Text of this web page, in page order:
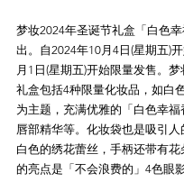
梦妆2024年圣诞节礼盒「白色
出。自2024年10月4日(星期五)
月1日(星期五)开始限量发售。
礼盒包括4种限量化妆品，如白
为主题，充满优雅的「白色幸福
唇部精华等。化妆袋也是吸引
白色的绣花蕾丝，手柄还带有花
的亮点是「不会浪费的」4色眼